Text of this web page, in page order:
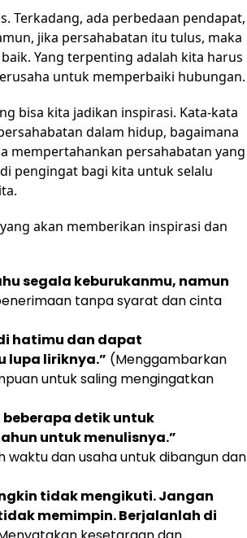
Terkadang, ada perbedaan pendapat,
jika persahabatan itu tulus, maka
Yang terpenting adalah kita harus
untuk memperbaiki hubungan.
bisa kita jadikan inspirasi. Kata-kata
dalam hidup, bagaimana
mempertahankan persahabatan yang
pengingat bagi kita untuk selalu
akan memberikan inspirasi dan
segala keburukanmu, namun
tanpa syarat dan cinta
hatimu dan dapat
lupa liriknya.” (Menggambarkan
untuk saling mengingatkan
beberapa detik untuk
untuk menulisnya.”
dan usaha untuk dibangun dan
tidak mengikuti. Jangan
memimpin. Berjalanlah di